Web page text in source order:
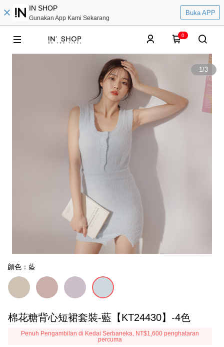
IN SHOP
Gunakan App Kami Sekarang
Buka APP
0
1/3
顏色：藍
棉花糖背心短裙套裝-藍【KT24430】-4色
Penuh Pengambilan di Kedai Serbaneka, NT$1,600 penghataran
percuma